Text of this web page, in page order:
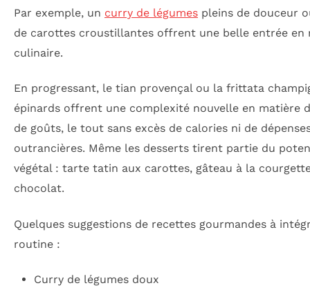
Par exemple, un curry de légumes pleins de douceur
de carottes croustillantes offrent une belle entrée en
culinaire.
En progressant, le tian provençal ou la frittata
épinards offrent une complexité nouvelle en matière
de goûts, le tout sans excès de calories ni de
outrancières. Même les desserts tirent partie du
végétal : tarte tatin aux carottes, gâteau à la
chocolat.
Quelques suggestions de recettes gourmandes à
routine :
Curry de légumes doux